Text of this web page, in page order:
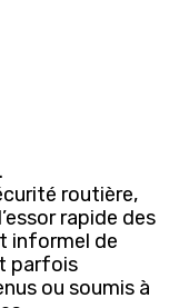
routière,
rapide des
informel de
parfois
ou soumis à